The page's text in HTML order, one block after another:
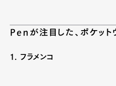
Penが注目した、ポケット
1. フラメンコ